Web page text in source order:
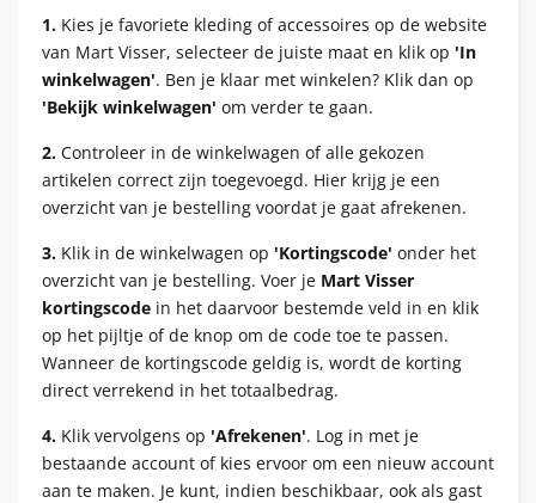
1. Kies je favoriete kleding of accessoires op de website
van Mart Visser, selecteer de juiste maat en klik op 'In
winkelwagen'. Ben je klaar met winkelen? Klik dan op
'Bekijk winkelwagen' om verder te gaan.
2. Controleer in de winkelwagen of alle gekozen
artikelen correct zijn toegevoegd. Hier krijg je een
overzicht van je bestelling voordat je gaat afrekenen.
3. Klik in de winkelwagen op 'Kortingscode' onder het
overzicht van je bestelling. Voer je Mart Visser
kortingscode in het daarvoor bestemde veld in en klik
op het pijltje of de knop om de code toe te passen.
Wanneer de kortingscode geldig is, wordt de korting
direct verrekend in het totaalbedrag.
4. Klik vervolgens op 'Afrekenen'. Log in met je
bestaande account of kies ervoor om een nieuw account
aan te maken. Je kunt, indien beschikbaar, ook als gast